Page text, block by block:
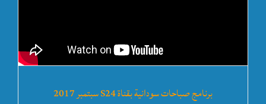
برنامج صباحات سودانية بقناة S24 سبتمبر 2017